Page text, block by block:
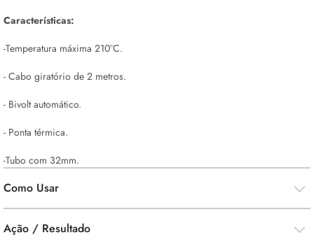
Características:
-Temperatura máxima 210°C.
- Cabo giratório de 2 metros.
- Bivolt automático.
- Ponta térmica.
-Tubo com 32mm.
Como Usar
Ação / Resultado